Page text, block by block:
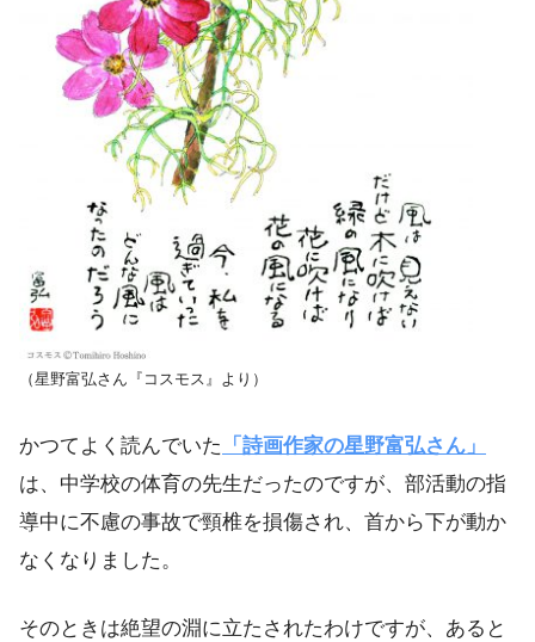
（星野富弘さん『コスモス』より）
かつてよく読んでいた
「詩画作家の星野富弘さん」
は、中学校の体育の先生だったのですが、部活動の指
導中に不慮の事故で頸椎を損傷され、首から下が動か
なくなりました。
そのときは絶望の淵に立たされたわけですが、あると